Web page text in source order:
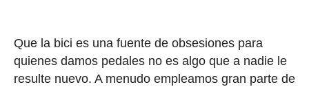
Que la bici es una fuente de obsesiones para
quienes damos pedales no es algo que a nadie le
resulte nuevo. A menudo empleamos gran parte de